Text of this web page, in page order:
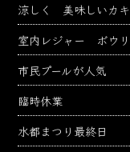
イ
ブ
涼しく 美味しいカ
室内レジャー ボウ
市民プールが人気
臨時休業
水都まつり最終日